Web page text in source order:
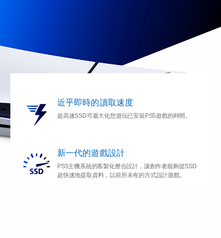
近乎即時的讀取速度
超高速SSD可最大化您遊玩已安裝PS5遊戲的時間。
新一代的遊戲設計
PS5主機系統的客製化整合設計，讓創作者能夠從SSD
超快速地提取資料，以前所未有的方式設計遊戲。